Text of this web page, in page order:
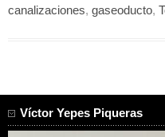
canalizaciones, gaseoducto,
Víctor Yepes Piqueras